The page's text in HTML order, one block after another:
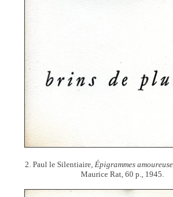
2. Paul le Silentiaire, Épigrammes
Maurice Rat, 60 p., 1945.